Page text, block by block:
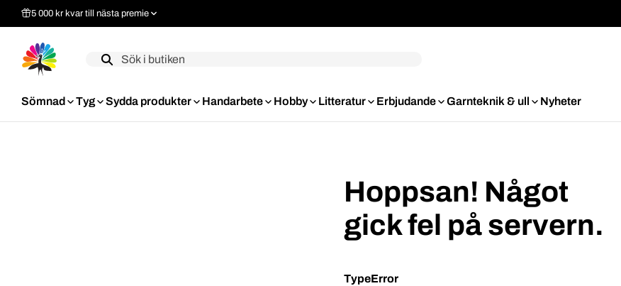
5 000 kr kvar till nästa premie
Label
Sömnad Tyg Sydda produkter Handarbete Hobby Litteratur Erbjudande Garnteknik & ull Nyheter
Hoppsan! Något
gick fel på servern.
TypeError